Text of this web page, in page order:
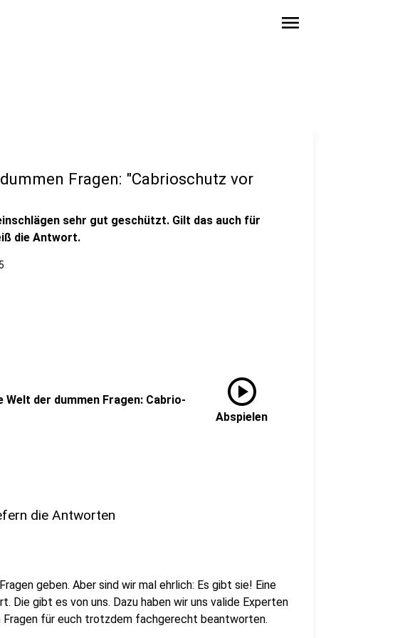
menu
Fragen: "Cabrioschutz vor
sehr gut geschützt. Gilt das auch für
die Antwort.
Welt der dummen Fragen: Cabrio-
play_circle
Abspielen
die Antworten
geben. Aber sind wir mal ehrlich: Es gibt sie! Eine
Die gibt es von uns. Dazu haben wir uns valide Experten
Fragen für euch trotzdem fachgerecht beantworten.